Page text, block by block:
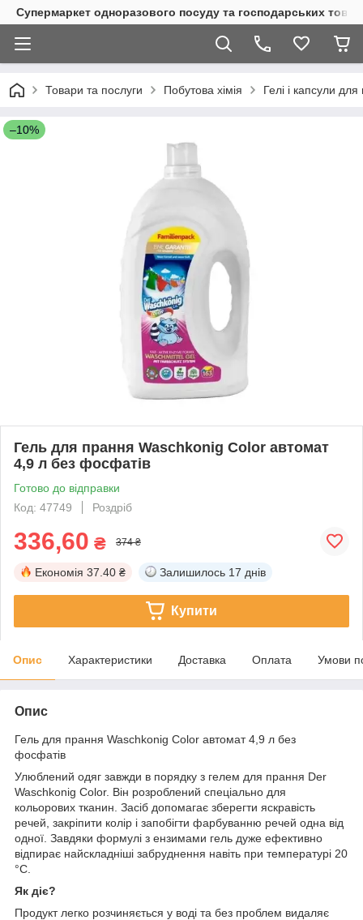
Супермаркет одноразового посуду та господарських
Товари та послуги Побутова хімія Гелі і капсули
–10%
Гель для прання Waschkonig Color автомат
4,9 л без фосфатів
Готово до відправки
Код: 47749
Роздріб
336,60 ₴ 374 ₴
Економія 37.40 ₴ Залишилось 17 днів
Купити
Опис Характеристики Доставка Оплата Умови
Опис
Гель для прання Waschkonig Color автомат 4,9 л без
фосфатів
Улюблений одяг завжди в порядку з гелем для прання Der
Waschkonig Color. Він розроблений спеціально для
кольорових тканин. Засіб допомагає зберегти яскравість
речей, закріпити колір і запобігти фарбуванню речей одна від
одної. Завдяки формулі з ензимами гель дуже ефективно
відпирає найскладніші забруднення навіть при температурі 20
°C.
Як діє?
Продукт легко розчиняється у воді та без проблем видаляє